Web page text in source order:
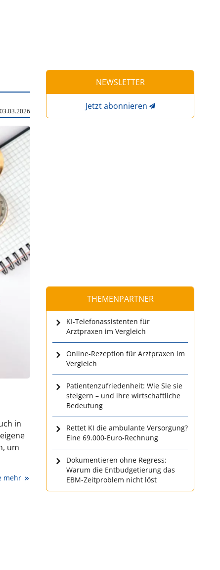
03.03.2026
in
um
mehr
NEWSLETTER
Jetzt abonnieren
THEMENPARTNER
KI-Telefonassistenten für
Arztpraxen im Vergleich
Online-Rezeption für Arztpraxen im
Vergleich
Patientenzufriedenheit: Wie Sie sie
steigern – und ihre wirtschaftliche
Bedeutung
Rettet KI die ambulante Versorgung?
Eine 69.000-Euro-Rechnung
Dokumentieren ohne Regress:
Warum die Entbudgetierung das
EBM-Zeitproblem nicht löst